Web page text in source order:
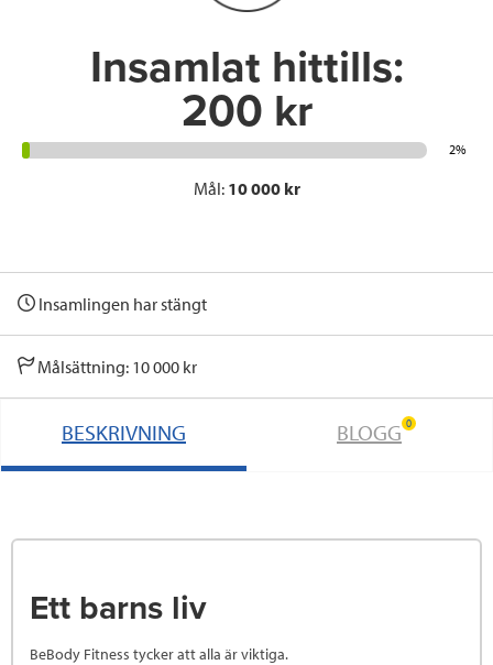
n
Insamlat hittills:
200 kr
2%
Mål: 10 000 kr
Insamlingen har stängt
Målsättning: 10 000 kr
BESKRIVNING BLOGG 0
Ett barns liv
BeBody Fitness tycker att alla är viktiga.